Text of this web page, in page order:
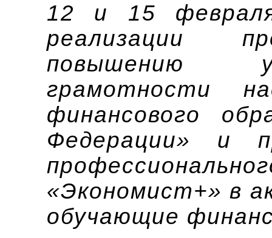
12 и 15
реализации
повышению
грамотности
финансового
Федерации» и
«Экономист+» в
обучающие